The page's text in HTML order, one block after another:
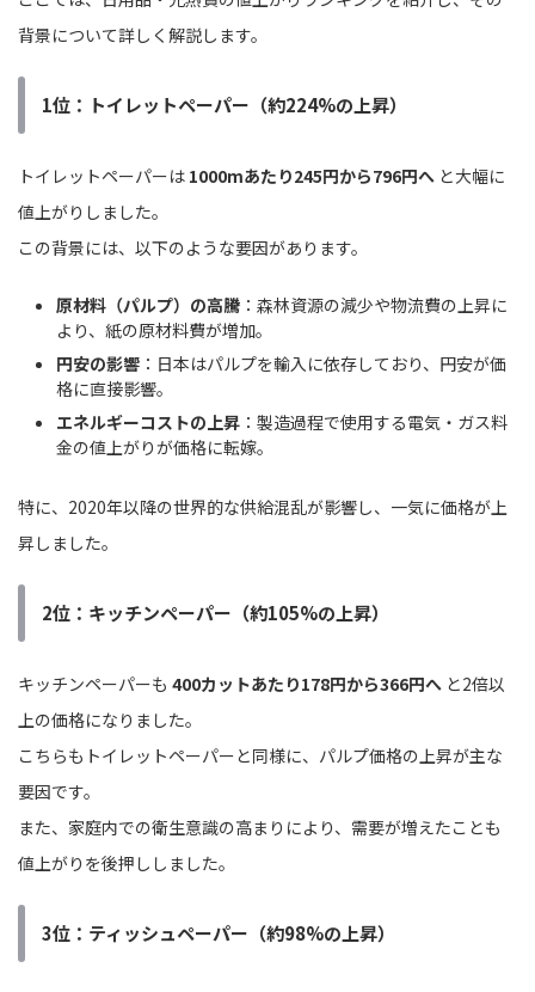
背景について詳しく解説します。
1位：トイレットペーパー（約224%の上昇）
トイレットペーパーは 1000mあたり245円から796円へ と大幅に
値上がりしました。
この背景には、以下のような要因があります。
原材料（パルプ）の高騰 ：森林資源の減少や物流費の上昇に
より、紙の原材料費が増加。
円安の影響 ：日本はパルプを輸入に依存しており、円安が価
格に直接影響。
エネルギーコストの上昇 ：製造過程で使用する電気・ガス料
金の値上がりが価格に転嫁。
特に、2020年以降の世界的な供給混乱が影響し、一気に価格が上
昇しました。
2位：キッチンペーパー（約105%の上昇）
キッチンペーパーも 400カットあたり178円から366円へ と2倍以
上の価格になりました。
こちらもトイレットペーパーと同様に、パルプ価格の上昇が主な
要因です。
また、家庭内での衛生意識の高まりにより、需要が増えたことも
値上がりを後押ししました。
3位：ティッシュペーパー（約98%の上昇）